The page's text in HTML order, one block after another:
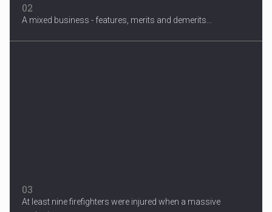
02
A mixed business - features, merits and demerits...
03
At least nine firefighters were injured when a massive